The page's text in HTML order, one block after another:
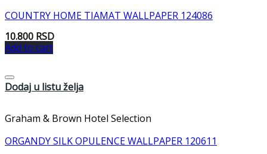
COUNTRY HOME TIAMAT WALLPAPER 124086
10.800 RSD
Add to cart
Dodaj u listu želja
Graham & Brown Hotel Selection
ORGANDY SILK OPULENCE WALLPAPER 120611